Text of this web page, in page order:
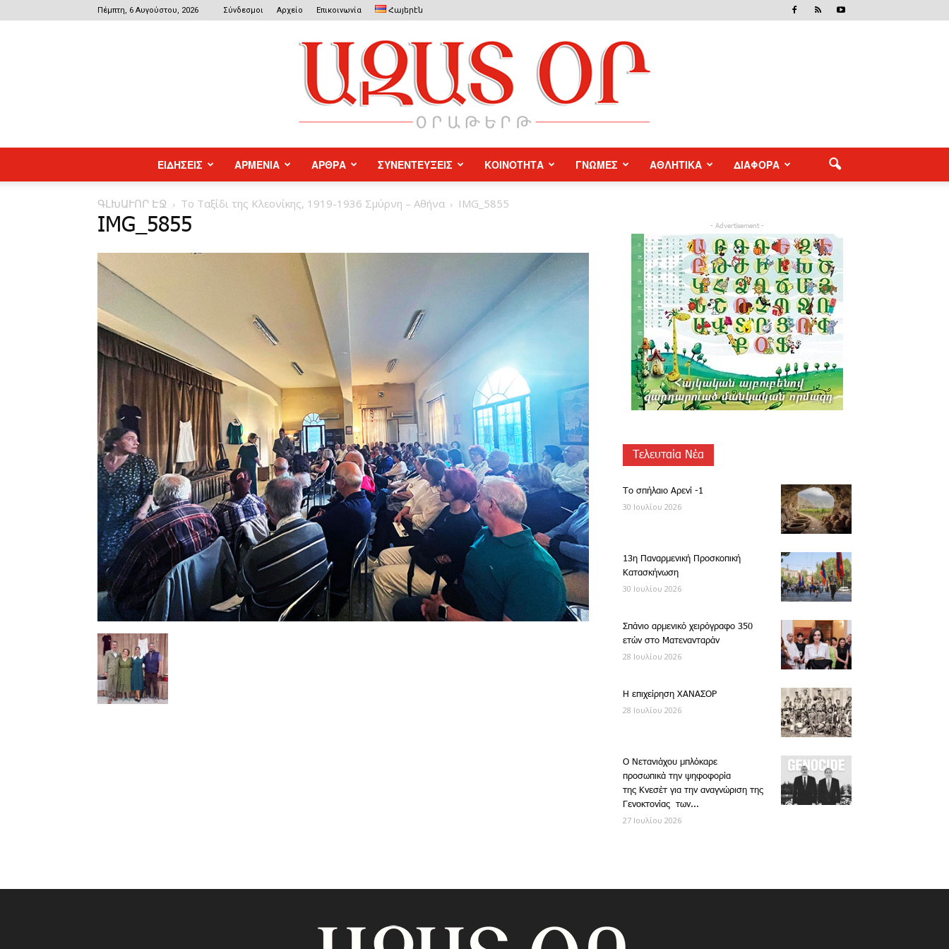
Πέμπτη, 6 Αυγούστου, 2026 Σύνδεσμοι Αρχείο Επικοινωνία Հայերէն
ΕΙΔΗΣΕΙΣ ΑΡΜΕΝΙΑ ΑΡΘΡΑ ΣΥΝΕΝΤΕΥΞΕΙΣ ΚΟΙΝΟΤΗΤΑ ΓΝΩΜΕΣ ΑΘΛΗΤΙΚΑ ΔΙΑΦΟΡΑ
ԳԼԽԱՒՈՐ ԷՋ Το Ταξίδι της Κλεονίκης, 1919-1936 Σμύρνη – Αθήνα IMG_5855
IMG_5855 - Advertisement -
Τελευταία Νέα
Το σπήλαιο Αρενί -1
30 Ιουλίου 2026
13η Παναρμενική Προσκοπική
Κατασκήνωση
30 Ιουλίου 2026
Σπάνιο αρμενικό χειρόγραφο 350
ετών στο Ματενανταράν
28 Ιουλίου 2026
Η επιχείρηση ΧΑΝΑΣΟΡ
28 Ιουλίου 2026
Ο Νετανιάχου μπλόκαρε
προσωπικά την ψηφοφορία
της Κνεσέτ για την αναγνώριση της
Γενοκτονίας των...
27 Ιουλίου 2026